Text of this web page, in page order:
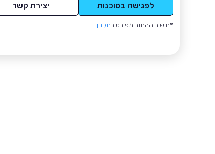
לפגישה בסוכנות יצירת קשר
*חישוב ההחזר מפורט בתקנון